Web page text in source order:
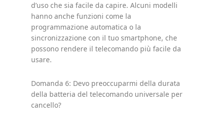
d’uso che sia facile da capire. Alcuni modelli
hanno anche funzioni come la
programmazione automatica o la
sincronizzazione con il tuo smartphone, che
possono rendere il telecomando più facile da
usare.
Domanda 6: Devo preoccuparmi della durata
della batteria del telecomando universale per
cancello?